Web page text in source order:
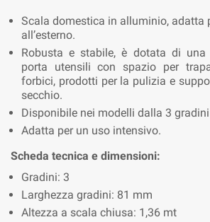
Scala domestica in alluminio, adatta
all’esterno.
Robusta e stabile, è dotata di una
porta utensili con spazio per
forbici, prodotti per la pulizia e
secchio.
Disponibile nei modelli dalla 3
Adatta per un uso intensivo.
Scheda tecnica e dimensioni:
Gradini: 3
Larghezza gradini: 81 mm
Altezza a scala chiusa: 1,36 mt